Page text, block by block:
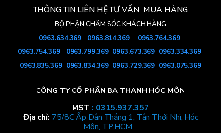
THÔNG TIN LIÊN HỆ TƯ VẤN MUA HÀNG
BỘ PHẬN CHĂM SÓC KHÁCH HÀNG
0963.634.3690963.814.369 0963.764.369
0963.754.369 0963.799.369 0963.673.369 0963.334.369
0963.835.369 0963.834.369 0963.729.369 0963.075.369
CÔNG TY CỔ PHẦN BA THANH HÓC MÔN
MST : 0315.937.357
Địa chỉ: 75/8C Ấp Dân Thắng 1, Tân Thới Nhì, Hóc
Môn, TP.HCM